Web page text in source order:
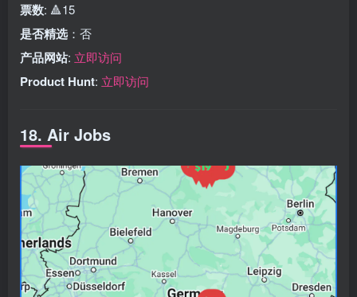
票数: 🔺15
是否精选 ：否
产品网站: 立即访问
Product Hunt: 立即访问
18. Air Jobs